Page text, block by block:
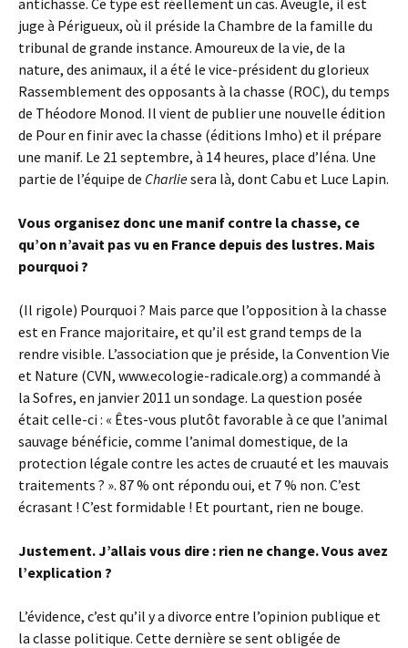
antichasse. Ce type est réellement un cas. Aveugle, il est
juge à Périgueux, où il préside la Chambre de la famille du
tribunal de grande instance. Amoureux de la vie, de la
nature, des animaux, il a été le vice-président du glorieux
Rassemblement des opposants à la chasse (ROC), du temps
de Théodore Monod. Il vient de publier une nouvelle édition
de Pour en finir avec la chasse (éditions Imho) et il prépare
une manif. Le 21 septembre, à 14 heures, place d’Iéna. Une
partie de l’équipe de Charliesera là, dont Cabu et Luce Lapin.
Vous organisez donc une manif contre la chasse, ce
qu’on n’avait pas vu en France depuis des lustres. Mais
pourquoi ?
(Il rigole) Pourquoi ? Mais parce que l’opposition à la chasse
est en France majoritaire, et qu’il est grand temps de la
rendre visible. L’association que je préside, la Convention Vie
et Nature (CVN, www.ecologie-radicale.org) a commandé à
la Sofres, en janvier 2011 un sondage. La question posée
était celle-ci : « Êtes-vous plutôt favorable à ce que l’animal
sauvage bénéficie, comme l’animal domestique, de la
protection légale contre les actes de cruauté et les mauvais
traitements ? ». 87 % ont répondu oui, et 7 % non. C’est
écrasant ! C’est formidable ! Et pourtant, rien ne bouge.
Justement. J’allais vous dire : rien ne change. Vous avez
l’explication ?
L’évidence, c’est qu’il y a divorce entre l’opinion publique et
la classe politique. Cette dernière se sent obligée de